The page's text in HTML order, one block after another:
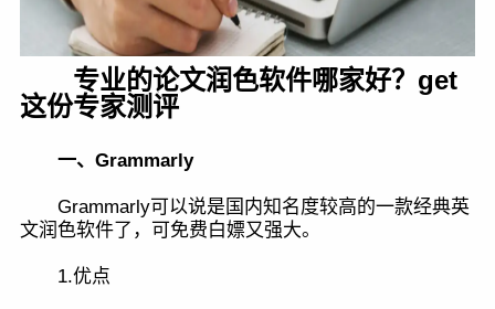
专业的论文润色软件哪家好？get
这份专家测评
一、Grammarly
Grammarly可以说是国内知名度较高的一款经典英
文润色软件了，可免费白嫖又强大。
1.优点